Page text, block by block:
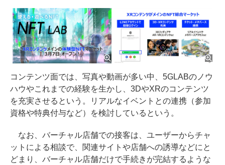
コンテンツ面では、写真や動画が多い中、5GLABのノウ
ハウやこれまでの経験を生かし、3DやXRのコンテンツ
を充実させるという。リアルなイベントとの連携（参加
資格や特典付与など）を検討しているという。
なお、バーチャル店舗での接客は、ユーザーからチャ
ットによる相談で、関連サイトや店舗への誘導などにと
どまり、バーチャル店舗だけで手続きが完結するような